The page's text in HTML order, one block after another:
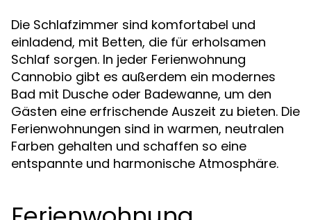
Die Schlafzimmer sind komfortabel und
einladend, mit Betten, die für erholsamen
Schlaf sorgen. In jeder Ferienwohnung
Cannobio gibt es außerdem ein modernes
Bad mit Dusche oder Badewanne, um den
Gästen eine erfrischende Auszeit zu bieten. Die
Ferienwohnungen sind in warmen, neutralen
Farben gehalten und schaffen so eine
entspannte und harmonische Atmosphäre.